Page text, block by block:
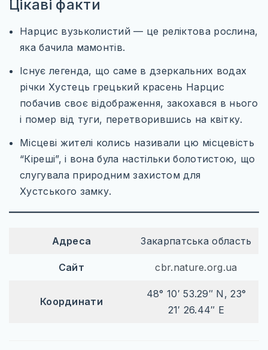
Цікаві факти
Нарцис вузьколистий — це реліктова рослина,
яка бачила мамонтів.
Існує легенда, що саме в дзеркальних водах
річки Хустець грецький красень Нарцис
побачив своє відображення, закохався в нього
і помер від туги, перетворившись на квітку.
Місцеві жителі колись називали цю місцевість
“Кіреші”, і вона була настільки болотистою, що
слугувала природним захистом для
Хустського замку.
Адреса Закарпатська область
Сайт cbr.nature.org.ua
Координати
48° 10′ 53.29″ N, 23°
21′ 26.44″ E